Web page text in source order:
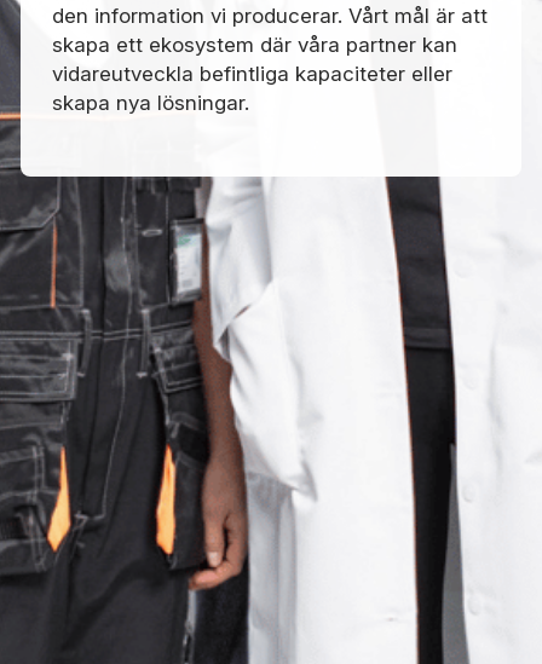
den information vi producerar. Vårt mål är att
skapa ett ekosystem där våra partner kan
vidareutveckla befintliga kapaciteter eller
skapa nya lösningar.